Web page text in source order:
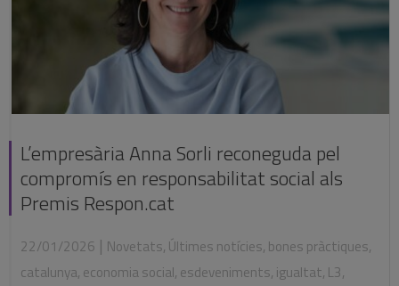
L’empresària Anna Sorli reconeguda pel
compromís en responsabilitat social als
Premis Respon.cat
22/01/2026 | Novetats, Últimes notícies, bones pràctiques,
catalunya, economia social, esdeveniments, igualtat, L3,